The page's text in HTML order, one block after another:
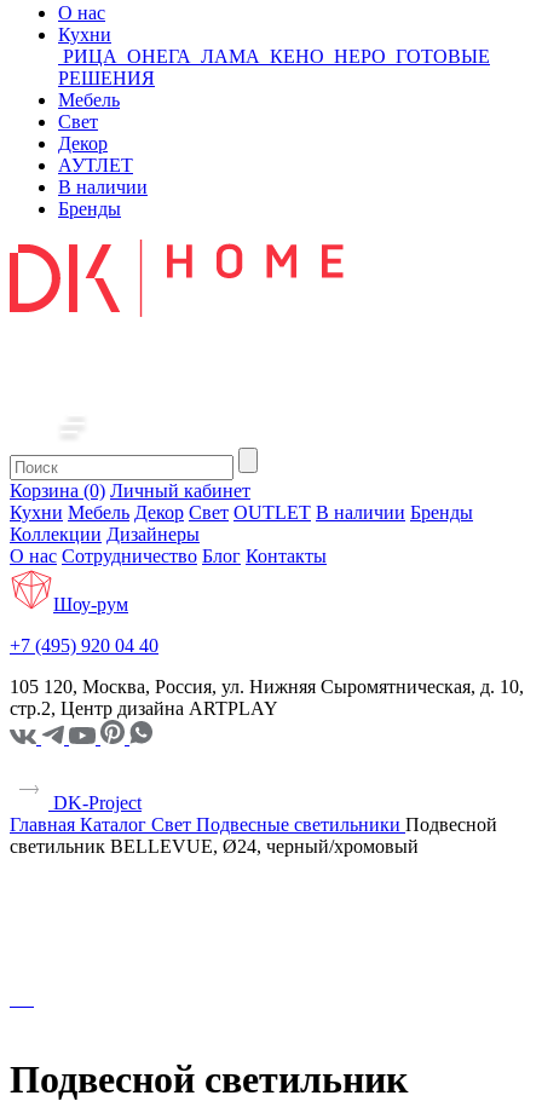
О нас
Кухни
РИЦА ОНЕГА ЛАМА КЕНО НЕРО ГОТОВЫЕ
РЕШЕНИЯ
Мебель
Свет
Декор
АУТЛЕТ
В наличии
Бренды
Корзина (0) Личный кабинет
Кухни Мебель Декор Свет OUTLET В наличии Бренды
Коллекции Дизайнеры
О нас Сотрудничество Блог Контакты
Шоу-рум
+7 (495) 920 04 40
105 120, Москва, Россия, ул. Нижняя Сыромятническая, д. 10,
стр.2, Центр дизайна ARTPLAY
DK-Project
Главная Каталог Свет Подвесные светильники Подвесной
светильник BELLEVUE, Ø24, черный/хромовый
Подвесной светильник